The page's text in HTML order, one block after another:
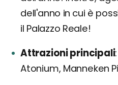
dell'anno in cui è
il Palazzo Reale!
Attrazioni principali
Atonium, Manneken